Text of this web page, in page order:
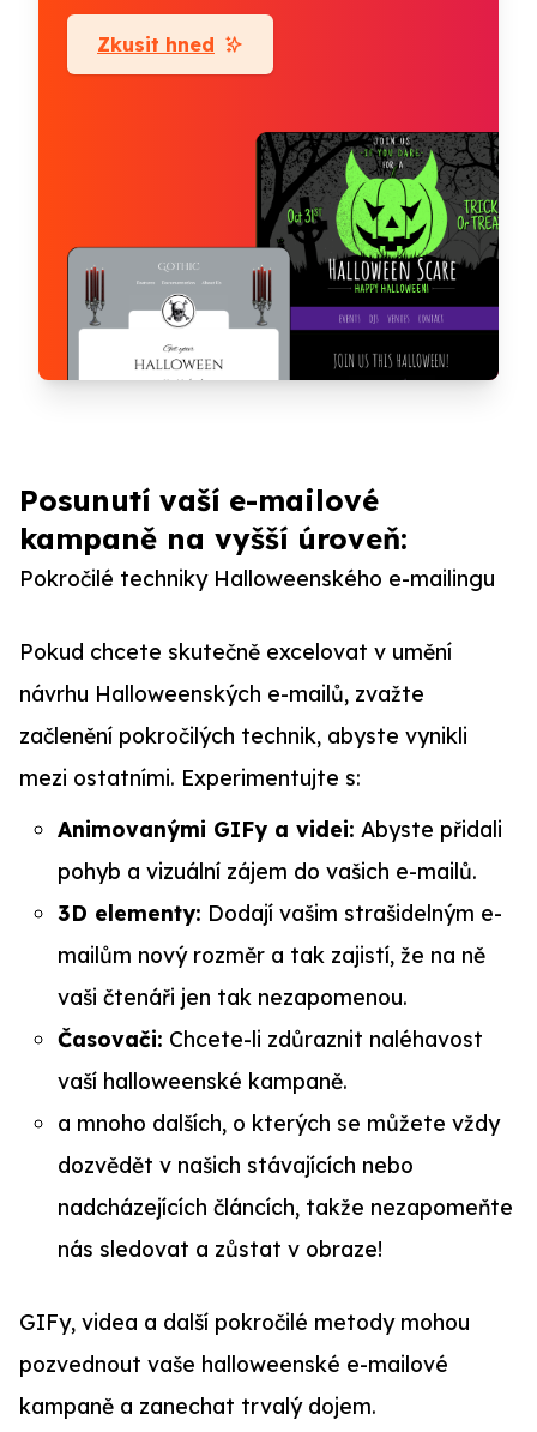
Zkusit hned
Posunutí vaší e-mailové
kampaně na vyšší úroveň:
Pokročilé techniky Halloweenského e-mailingu
Pokud chcete skutečně excelovat v umění
návrhu Halloweenských e-mailů, zvažte
začlenění pokročilých technik, abyste vynikli
mezi ostatními. Experimentujte s:
Animovanými GIFy a videi: Abyste přidali
pohyb a vizuální zájem do vašich e-mailů.
3D elementy: Dodají vašim strašidelným e-
mailům nový rozměr a tak zajistí, že na ně
vaši čtenáři jen tak nezapomenou.
Časovači: Chcete-li zdůraznit naléhavost
vaší halloweenské kampaně.
a mnoho dalších, o kterých se můžete vždy
dozvědět v našich stávajících nebo
nadcházejících článcích, takže nezapomeňte
nás sledovat a zůstat v obraze!
GIFy, videa a další pokročilé metody mohou
pozvednout vaše halloweenské e-mailové
kampaně a zanechat trvalý dojem.